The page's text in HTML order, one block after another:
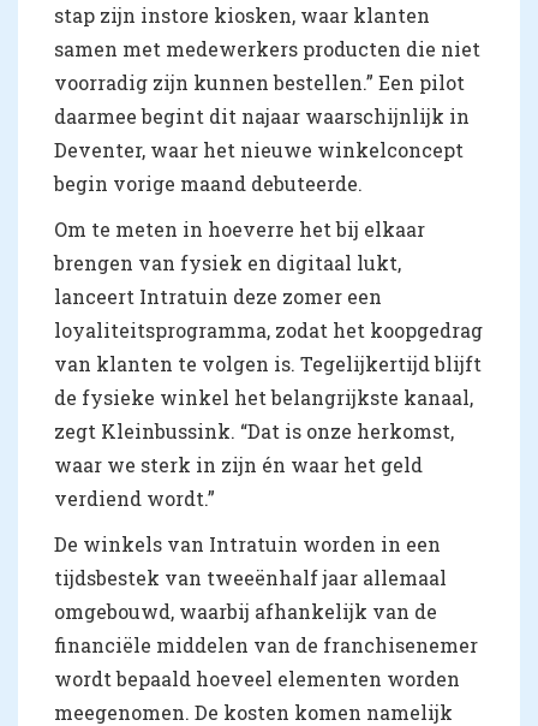
stap zijn instore kiosken, waar klanten
samen met medewerkers producten die niet
voorradig zijn kunnen bestellen.” Een pilot
daarmee begint dit najaar waarschijnlijk in
Deventer, waar het nieuwe winkelconcept
begin vorige maand debuteerde.
Om te meten in hoeverre het bij elkaar
brengen van fysiek en digitaal lukt,
lanceert Intratuin deze zomer een
loyaliteitsprogramma, zodat het koopgedrag
van klanten te volgen is. Tegelijkertijd blijft
de fysieke winkel het belangrijkste kanaal,
zegt Kleinbussink. “Dat is onze herkomst,
waar we sterk in zijn én waar het geld
verdiend wordt.”
De winkels van Intratuin worden in een
tijdsbestek van tweeënhalf jaar allemaal
omgebouwd, waarbij afhankelijk van de
financiële middelen van de franchisenemer
wordt bepaald hoeveel elementen worden
meegenomen. De kosten komen namelijk